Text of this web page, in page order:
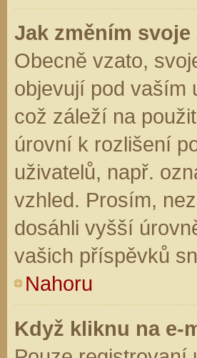
Jak změním svoje
Obecně vzato,
objevují pod vaším
což záleží na
úrovní k rozlišení
uživatelů, např.
vzhled. Prosím,
dosáhli vyšší
vašich příspěvků
Nahoru
Když kliknu na e-